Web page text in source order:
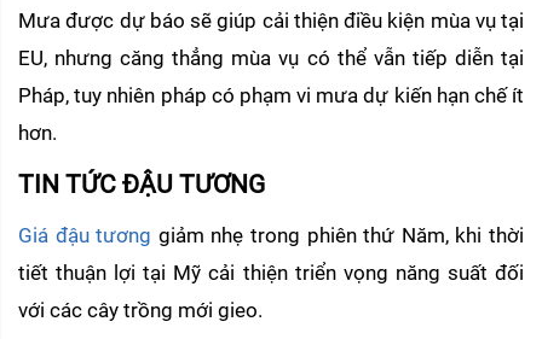
Mưa được dự báo sẽ giúp cải thiện điều kiện mùa vụ tại
EU, nhưng căng thẳng mùa vụ có thể vẫn tiếp diễn tại
Pháp, tuy nhiên pháp có phạm vi mưa dự kiến hạn chế ít
hơn.
TIN TỨC ĐẬU TƯƠNG
Giá đậu tương giảm nhẹ trong phiên thứ Năm, khi thời
tiết thuận lợi tại Mỹ cải thiện triển vọng năng suất đối
với các cây trồng mới gieo.